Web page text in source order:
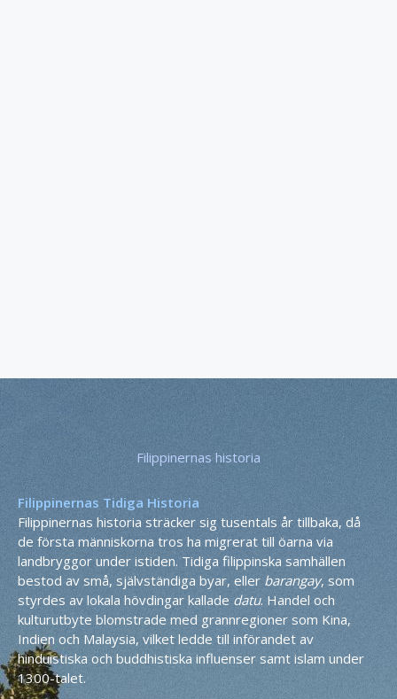
Filippinernas historia
Filippinernas Tidiga Historia
Filippinernas historia sträcker sig tusentals år tillbaka, då
de första människorna tros ha migrerat till öarna via
landbryggor under istiden. Tidiga filippinska samhällen
bestod av små, självständiga byar, eller barangay, som
styrdes av lokala hövdingar kallade datu. Handel och
kulturutbyte blomstrade med grannregioner som Kina,
Indien och Malaysia, vilket ledde till införandet av
hinduistiska och buddhistiska influenser samt islam under
1300-talet.